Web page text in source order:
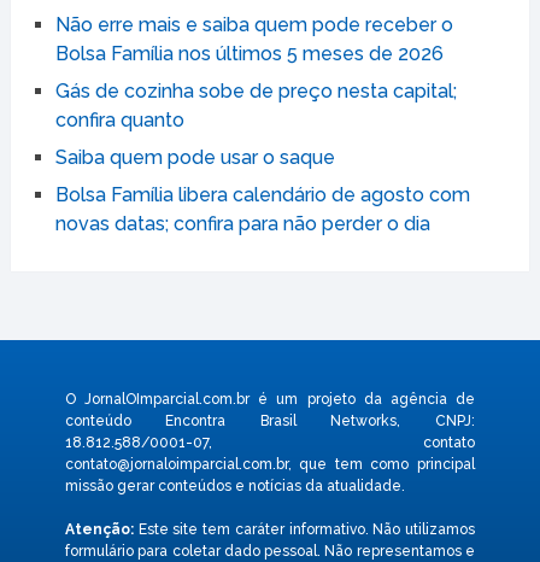
Não erre mais e saiba quem pode receber o
Bolsa Família nos últimos 5 meses de 2026
Gás de cozinha sobe de preço nesta capital;
confira quanto
Saiba quem pode usar o saque
Bolsa Família libera calendário de agosto com
novas datas; confira para não perder o dia
O JornalOImparcial.com.br é um projeto da agência de
conteúdo Encontra Brasil Networks, CNPJ:
18.812.588/0001-07, contato
contato@jornaloimparcial.com.br, que tem como principal
missão gerar conteúdos e notícias da atualidade.
Atenção:Este site tem caráter informativo. Não utilizamos
formulário para coletar dado pessoal. Não representamos e